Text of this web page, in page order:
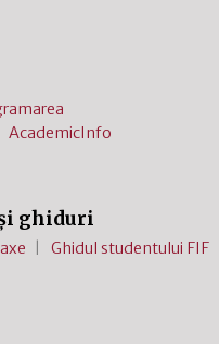
AcademicInfo
ghiduri
Ghidul studentului FIF